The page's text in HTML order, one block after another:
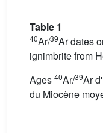
Table 1
40Ar/39Ar dates
ignimbrite from
Ages 40Ar/39Ar
du Miocène